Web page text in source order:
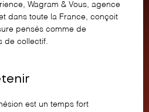
Wagram & Vous, agence
dans toute la France, conçoit
pensés comme de
de collectif.
est un temps fort